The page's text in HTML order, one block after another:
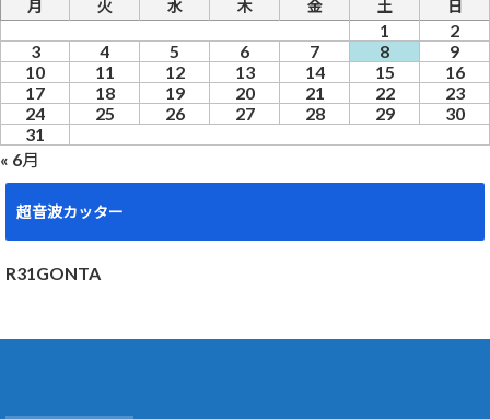
月
火 水 木 金 土 日
1
2
3
4 5 6 7 8
9
10
11 12 13 14 15
16
17
18 19 20 21 22
23
24
25 26 27 28 29
30
31
« 6月
超音波カッター
R31GONTA